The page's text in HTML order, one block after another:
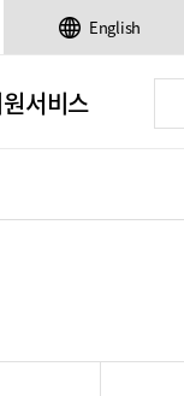
English
서비스